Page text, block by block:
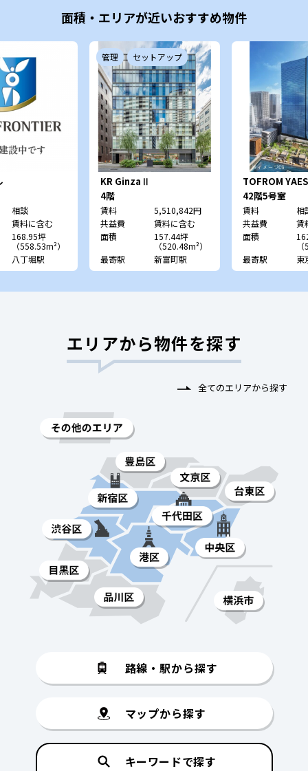
面積・エリアが近いおすすめ物件
相談
賃料に含む
168.95坪
（558.53m²）
八丁堀駅
管理 セットアップ
KR GinzaⅡ
4階
賃料
5,510,842円
共益費
賃料に含む
面積
157.44坪
（520.48m²）
最寄駅
新富町駅
TOFROM
42階5号室
賃料
相
共益費
賃
面積
最寄駅
東
エリアから物件を探す
全てのエリアから探す
路線・駅から探す
マップから探す
キーワードで探す